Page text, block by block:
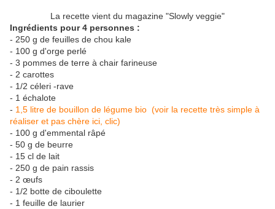
La recette vient du magazine "Slowly veggie"
Ingrédients pour 4 personnes :
- 250 g de feuilles de chou kale
- 100 g d'orge perlé
- 3 pommes de terre à chair farineuse
- 2 carottes
- 1/2 céleri -rave
- 1 échalote
- 1,5 litre de bouillon de légume bio (voir la recette très simple à
réaliser et pas chère ici, clic)
- 100 g d'emmental râpé
- 50 g de beurre
- 15 cl de lait
- 250 g de pain rassis
- 2 œufs
- 1/2 botte de ciboulette
- 1 feuille de laurier